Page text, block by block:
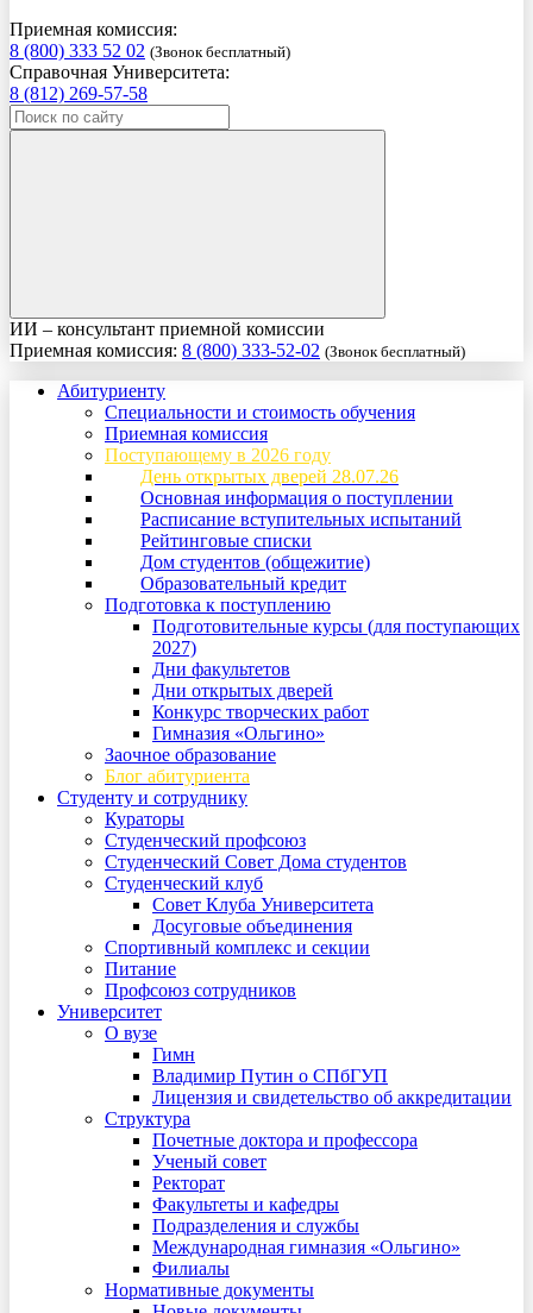
Приемная комиссия:
8 (800) 333 52 02 (Звонок бесплатный)
Справочная Университета:
8 (812) 269-57-58
ИИ – консультант приемной комиссии
Приемная комиссия: 8 (800) 333-52-02 (Звонок бесплатный)
Абитуриенту
Специальности и стоимость обучения
Приемная комиссия
Поступающему в 2026 году
День открытых дверей 28.07.26
Основная информация о поступлении
Расписание вступительных испытаний
Рейтинговые списки
Дом студентов (общежитие)
Образовательный кредит
Подготовка к поступлению
Подготовительные курсы (для поступающих
2027)
Дни факультетов
Дни открытых дверей
Конкурс творческих работ
Гимназия «Ольгино»
Заочное образование
Блог абитуриента
Студенту и сотруднику
Кураторы
Студенческий профсоюз
Студенческий Совет Дома студентов
Студенческий клуб
Совет Клуба Университета
Досуговые объединения
Спортивный комплекс и секции
Питание
Профсоюз сотрудников
Университет
О вузе
Гимн
Владимир Путин о СПбГУП
Лицензия и свидетельство об аккредитации
Структура
Почетные доктора и профессора
Ученый совет
Ректорат
Факультеты и кафедры
Подразделения и службы
Международная гимназия «Ольгино»
Филиалы
Нормативные документы